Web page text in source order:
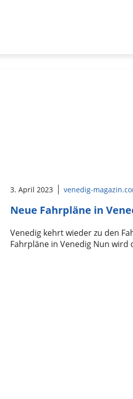
3. April 2023 venedig-
Neue Fahrpläne in
Venedig kehrt wieder zu den
Fahrpläne in Venedig Nun